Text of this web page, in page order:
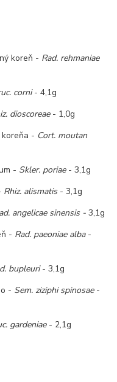
koreň - Rad. rehmaniae
corni- 4,1g
dioscoreae- 1,0g
- Cort. moutan
- Skler. poriae- 3,1g
Rhiz. alismatis - 3,1g
angelicae sinensis -3,1g
- Rad. paeoniae alba-
bupleuri- 3,1g
- Sem. ziziphi spinosae-
gardeniae- 2,1g